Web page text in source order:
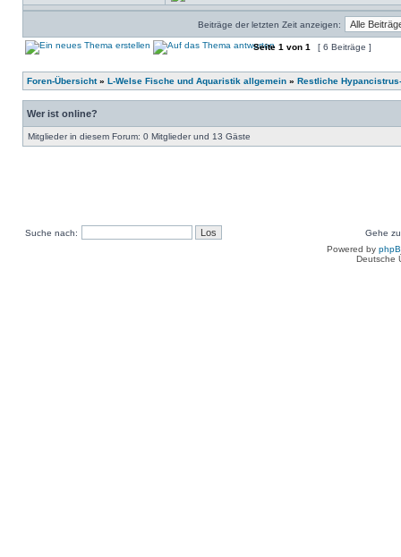
Beiträge der letzten Zeit anzeigen:
Seite 1 von 1 [ 6 Beiträge ]
Foren-Übersicht» L-Welse Fische und Aquaristik allgemein » Restliche
Wer ist online?
Mitglieder in diesem Forum: 0 Mitglieder und 13 Gäste
Suche nach:
Gehe
Powered by
Deutsche